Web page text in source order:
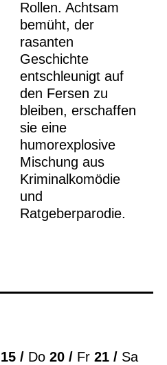
Rollen. Achtsam
bemüht, der
rasanten
Geschichte
entschleunigt auf
den Fersen zu
bleiben, erschaffen
sie eine
humorexplosive
Mischung aus
Kriminalkomödie
und
Ratgeberparodie.
15 / Do 20 / Fr 21 / Sa